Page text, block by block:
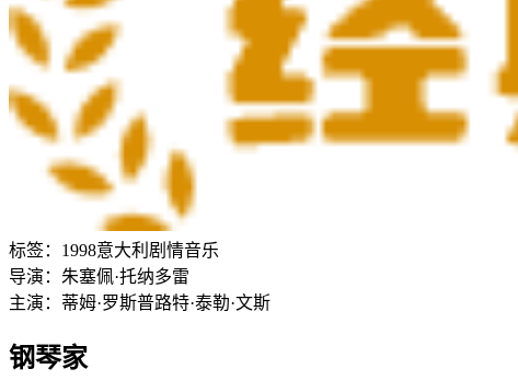
标签： 1998意大利 剧情音乐
导演： 朱塞佩·托纳多雷
主演： 蒂姆·罗斯普路特·泰勒·文斯
钢琴家